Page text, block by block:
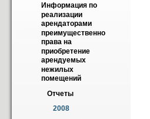
Информация по
реализации
арендаторами
преимущественно
права на
приобретение
арендуемых
нежилых
помещений
Отчеты
2008